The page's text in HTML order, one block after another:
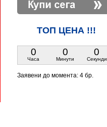
ТОП ЦЕНА !!!
0
Часа
0
Минути
0
Секунди
Заявени до момента: 4 бр.